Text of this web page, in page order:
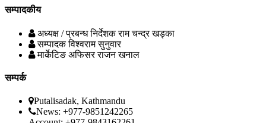
सम्पादकीय
अध्यक्ष / प्रबन्ध निर्देशक राम चन्द्र खड्का
सम्पादक विश्वराम सुनुवार
मार्केटिङ अफिसर राजन खनाल
सम्पर्क
Putalisadak, Kathmandu
News: +977-9851242265